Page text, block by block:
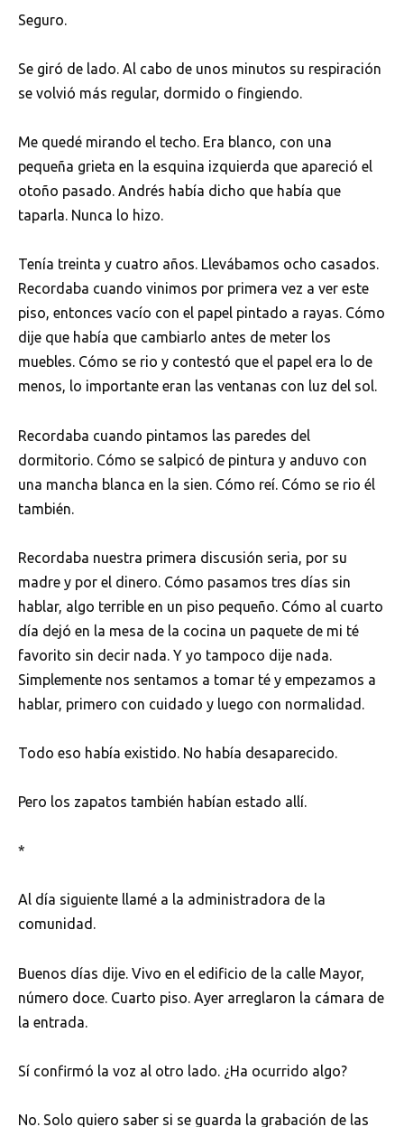
Seguro.
Se giró de lado. Al cabo de unos minutos su respiración
se volvió más regular, dormido o fingiendo.
Me quedé mirando el techo. Era blanco, con una
pequeña grieta en la esquina izquierda que apareció el
otoño pasado. Andrés había dicho que había que
taparla. Nunca lo hizo.
Tenía treinta y cuatro años. Llevábamos ocho casados.
Recordaba cuando vinimos por primera vez a ver este
piso, entonces vacío con el papel pintado a rayas. Cómo
dije que había que cambiarlo antes de meter los
muebles. Cómo se rio y contestó que el papel era lo de
menos, lo importante eran las ventanas con luz del sol.
Recordaba cuando pintamos las paredes del
dormitorio. Cómo se salpicó de pintura y anduvo con
una mancha blanca en la sien. Cómo reí. Cómo se rio él
también.
Recordaba nuestra primera discusión seria, por su
madre y por el dinero. Cómo pasamos tres días sin
hablar, algo terrible en un piso pequeño. Cómo al cuarto
día dejó en la mesa de la cocina un paquete de mi té
favorito sin decir nada. Y yo tampoco dije nada.
Simplemente nos sentamos a tomar té y empezamos a
hablar, primero con cuidado y luego con normalidad.
Todo eso había existido. No había desaparecido.
Pero los zapatos también habían estado allí.
*
Al día siguiente llamé a la administradora de la
comunidad.
Buenos días dije. Vivo en el edificio de la calle Mayor,
número doce. Cuarto piso. Ayer arreglaron la cámara de
la entrada.
Sí confirmó la voz al otro lado. ¿Ha ocurrido algo?
No. Solo quiero saber si se guarda la grabación de las